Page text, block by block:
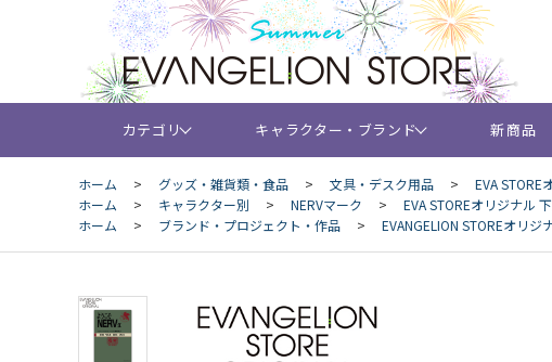
カテゴリ キャラクター・ブランド 新商品
ホーム > グッズ・雑貨類・食品 > 文具・デスク用品 >
EVA STORE
ホーム
> キャラクター別 > NERVマーク >
EVA STOREオリジナル
ホーム
> ブランド・プロジェクト・作品 > EVANGELION STOREオリジ